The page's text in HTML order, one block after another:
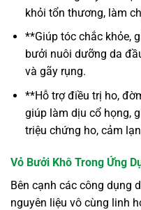
khỏi tổn thương, làm
**Giúp tóc chắc khỏe,
bưởi nuôi dưỡng da
và gãy rụng.
**Hỗ trợ điều trị ho,
giúp làm dịu cổ họng,
triệu chứng ho, cảm
Vỏ Bưởi Khô Trong Ứng
Bên cạnh các công dụng
nguyên liệu vô cùng linh